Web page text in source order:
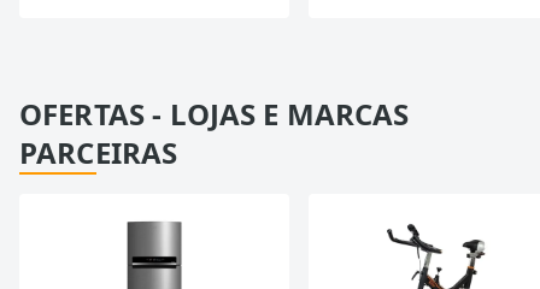
OFERTAS - LOJAS E MARCAS
PARCEIRAS